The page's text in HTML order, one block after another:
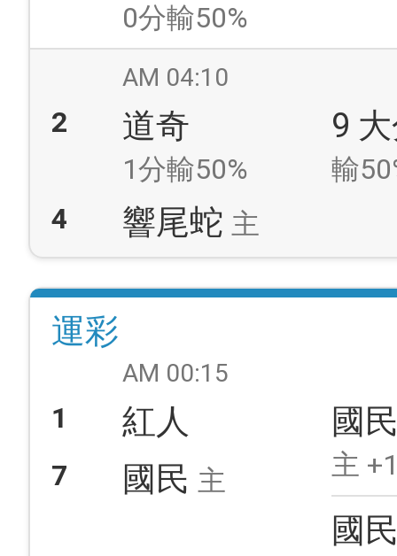
0分輸50%
AM 04:10
2 道奇
1分輸50%
4
響尾蛇 主
9
輸
運彩
AM 00:15
1 紅人
7 國民 主
國
主
國